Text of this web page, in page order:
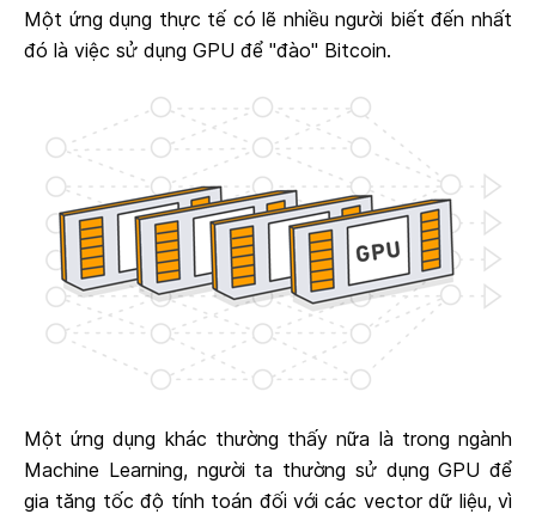
Một ứng dụng thực tế có lẽ nhiều người biết đến nhất
đó là việc sử dụng GPU để "đào" Bitcoin.
Một ứng dụng khác thường thấy nữa là trong ngành
Machine Learning, người ta thường sử dụng GPU để
gia tăng tốc độ tính toán đối với các vector dữ liệu, vì